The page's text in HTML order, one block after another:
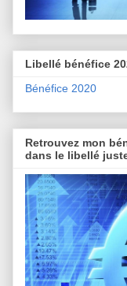
Libellé bénéfice
Bénéfice 2020
Retrouvez mon
dans le libellé